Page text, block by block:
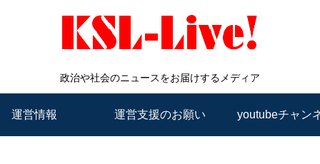
政治や社会のニュースをお届けするメディア
運営情報 運営支援のお願い youtubeチャン